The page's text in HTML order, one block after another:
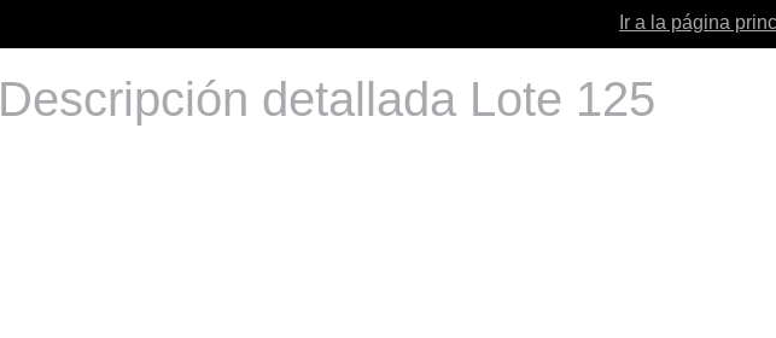
Ir a la página
Descripción detallada Lote 125